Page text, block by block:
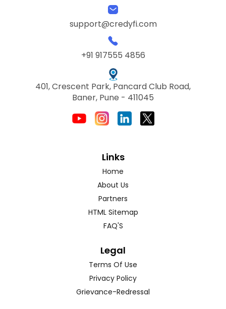
support@credyfi.com
+91 917555 4856
401, Crescent Park, Pancard Club Road,
Baner, Pune - 411045
Links
Home
About Us
Partners
HTML Sitemap
FAQ'S
Legal
Terms Of Use
Privacy Policy
Grievance-Redressal